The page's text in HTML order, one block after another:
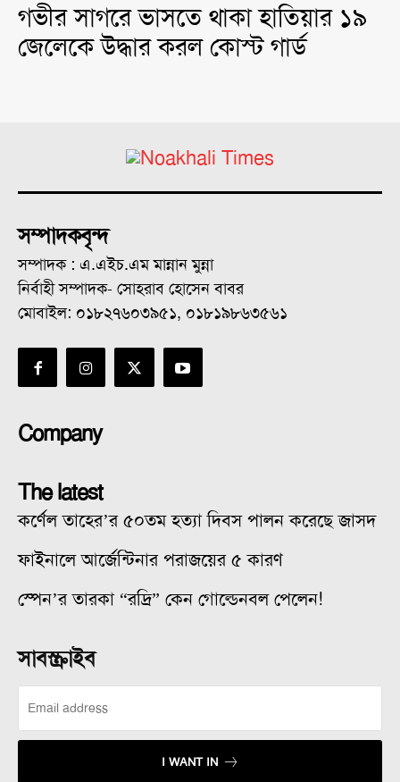
গভীর সাগরে ভাসতে থাকা হাতিয়ার ১৯
জেলেকে উদ্ধার করল কোস্ট গার্ড
সম্পাদকবৃন্দ
সম্পাদক : এ.এইচ.এম মান্নান মুন্না
নির্বাহী সম্পাদক- সোহরাব হোসেন বাবর
মোবাইল: ০১৮২৭৬০৩৯৫১, ০১৮১৯৮৬৩৫৬১
Company
The latest
কর্ণেল তাহের’র ৫০তম হত্যা দিবস পালন করেছে জাসদ
ফাইনালে আর্জেন্টিনার পরাজয়ের ৫ কারণ
স্পেন’র তারকা “রদ্রি” কেন গোল্ডেনবল পেলেন!
সাবস্ক্রাইব
I WANT IN